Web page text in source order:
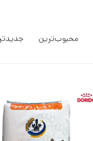
محبوب‌ترین